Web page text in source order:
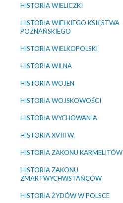
HISTORIA WIELICZKI
HISTORIA WIELKIEGO KSIĘSTWA
POZNAŃSKIEGO
HISTORIA WIELKOPOLSKI
HISTORIA WILNA
HISTORIA WOJEN
HISTORIA WOJSKOWOŚCI
HISTORIA WYCHOWANIA
HISTORIA XVIII W.
HISTORIA ZAKONU KARMELITÓW
HISTORIA ZAKONU
ZMARTWYCHWSTAŃCÓW
HISTORIA ŻYDÓW W POLSCE